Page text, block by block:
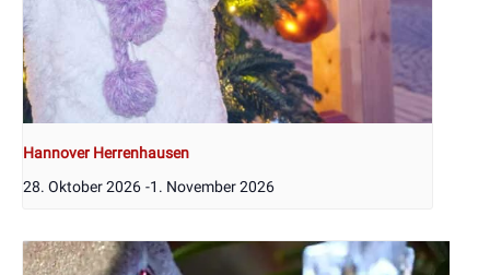
Hannover Herrenhausen
28. Oktober 2026 -1. November 2026